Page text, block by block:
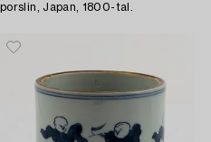
porslin, Japan, 1800-tal.